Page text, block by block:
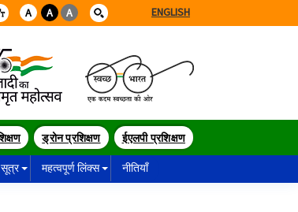
A A A ENGLISH
ड्रोन प्रशिक्षण ईएलपी प्रशिक्षण
सूत्र महत्वपूर्ण लिंक्स नीतियाँ